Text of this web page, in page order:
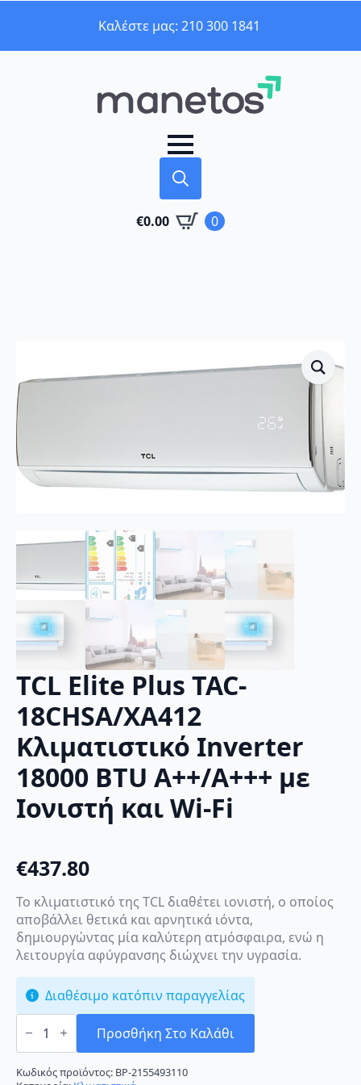
Καλέστε μας: 210 300 1841
for:
€0.00 0
TCL Elite Plus TAC-
18CHSA/XA412
Κλιματιστικό Inverter
18000 BTU A++/A+++ με
Ιονιστή και Wi-Fi
€437.80
Το κλιματιστικό της TCL διαθέτει ιονιστή, ο οποίος
αποβάλλει θετικά και αρνητικά ιόντα,
δημιουργώντας μία καλύτερη ατμόσφαιρα, ενώ η
λειτουργία αφύγρανσης διώχνει την υγρασία.
Διαθέσιμο κατόπιν παραγγελίας
TCL
Elite
TAC-
18CHSA/XA412
Προσθήκη Στο Καλάθι
Κωδικός προϊόντος: BP-2155493110